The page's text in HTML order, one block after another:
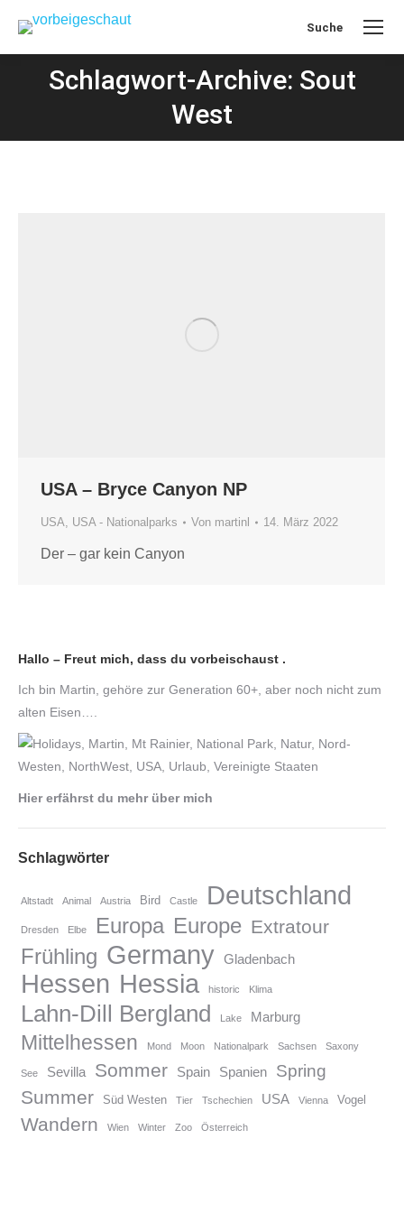
Search:
Suche
Schlagwort-Archive: Sout
West
USA – Bryce Canyon NP
USA, USA - Nationalparks Von martinl 14. März 2022
Der – gar kein Canyon
Hallo – Freut mich, dass du vorbeischaust .
Ich bin Martin, gehöre zur Generation 60+, aber noch nicht zum
alten Eisen….
Hier erfährst du mehr über mich
Schlagwörter
Altstadt Animal Austria Bird Castle Deutschland
Dresden Elbe Europa Europe Extratour
Frühling Germany Gladenbach
Hessen Hessia historic Klima
Lahn-Dill Bergland Lake Marburg
Mittelhessen Mond Moon Nationalpark Sachsen Saxony
See Sevilla Sommer Spain Spanien Spring
Summer Süd Westen Tier Tschechien USA Vienna Vogel
Wandern Wien Winter Zoo Österreich